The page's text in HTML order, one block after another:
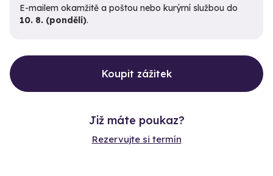
E-mailem okamžitě a poštou nebo kurýrní službou do
10. 8. (pondělí).
Koupit zážitek
Již máte poukaz?
Rezervujte si termín